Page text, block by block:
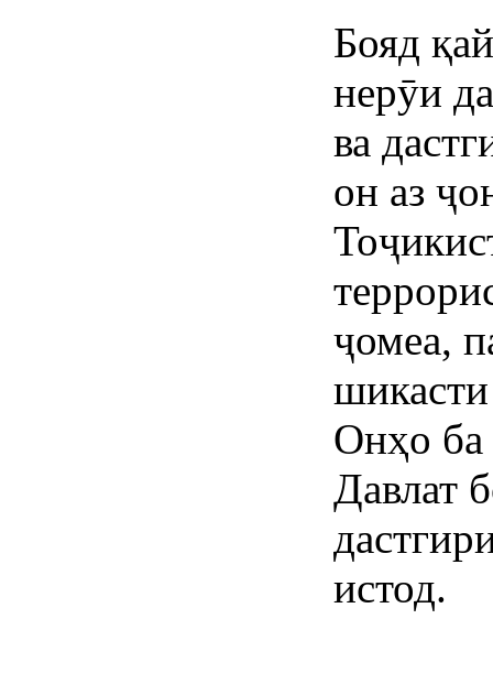
Бояд
нерӯи
ва
он аз
ҷомеа,
Онҳо ба
Давлат
истод.